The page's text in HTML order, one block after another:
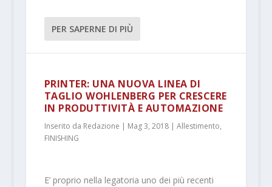
PER SAPERNE DI PIÙ
PRINTER: UNA NUOVA LINEA DI
TAGLIO WOHLENBERG PER CRESCERE
IN PRODUTTIVITÀ E AUTOMAZIONE
Inserito da Redazione | Mag 3, 2018| Allestimento,
FINISHING
E’ proprio nella legatoria uno dei più recenti